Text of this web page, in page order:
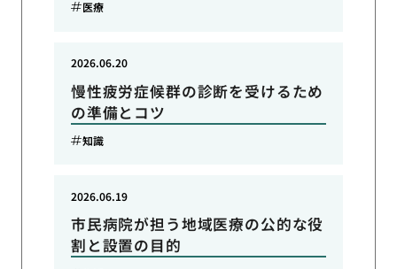
医療
慢性疲労症候群の診断を受けるため
の準備とコツ
2026.06.20
知識
市民病院が担う地域医療の公的な役
割と設置の目的
2026.06.19